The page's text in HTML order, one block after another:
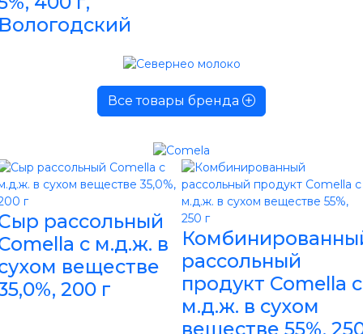
Все товары бренда
рассольный
с м.д.ж. в
веществе
200 г
рассольный
продукт Comella с
м.д.ж. в сухом
веществе 55%,